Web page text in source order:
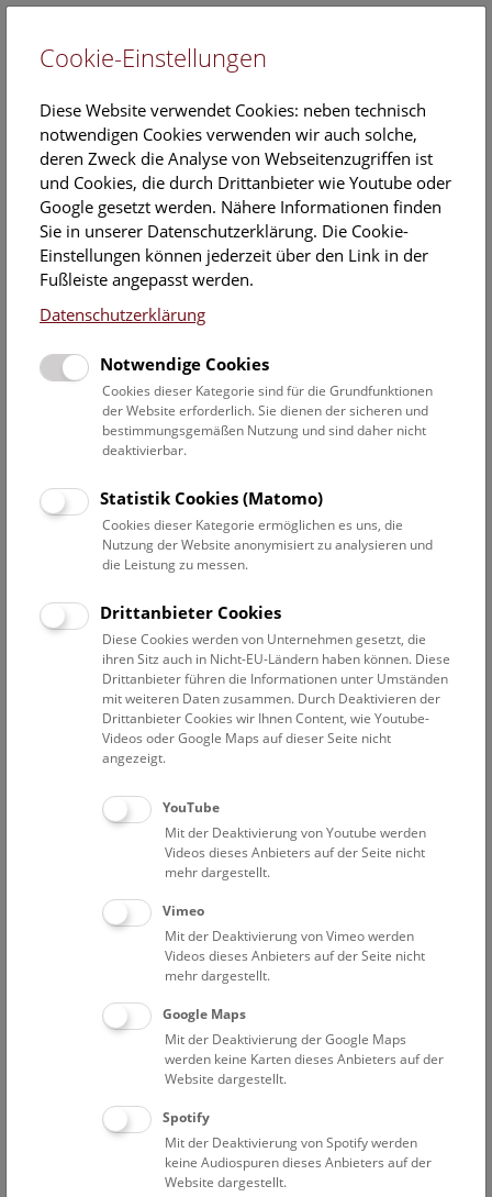
EN
Brunn am Gebirge
(Frühneolithikum)
Ansprechperson:DDr. Peter Stadler
In Brunn am Gebirge, Flur Wolfholz, hat die Prähistorische
Abteilung unter Leitung von DDr. Peter Stadler von 1989 bis
2005 Ausgrabungen durchgeführt. Dabei wurden an sieben
Fundstellen Funde und Befunde aus mehreren Epochen
erfasst: aus dem Frühneolithikum, dem Jungneolithikum,
Am bedeutendsten ist dabei wohl die frühneolithische
Siedlung, in der man die Entstehung der
linearbandkeramischen Kultur nachverfolgen kann. Diese
Kultur der Jungsteinzeit war die erste bäuerliche Kultur mit
festen Siedlungen in Mitteleuropa. Sie wurde nach dem
Dekor ihrer keramischen Erzeugnisse benannt. Ihr
Siedlungsgebiet reichte von Ungarn und der Ukraine im
Osten bis nach Westdeutschland am Rhein, von Holland im
Norden bis in die Schweiz im Süden. Es waren Emigranten
aus dem heutigen Kroatien, Angehörige der Starčevo-Kultur,
die sich gegen 5700 v. Chr. in Brunn am Gebirge
niederließen und aus denen sich innerhalb von 200 Jahren
die frühesten Linearbandkeramiker entwickelten.
Wahrscheinlich hat sich diese Kultur von Brunn am Gebirge
in der Folge hauptsächlich entlang der Donau Richtung
Die Siedlung, die im Zentrum der Untersuchungen der
Prähistorischen Abteilung stand, erstreckte sich über eine
Länge von 1,24 km und eine Breite von etwa 500 m.
Ergraben wurden bislang über 80 Langhäuser, in denen die
Menschen in der Zeit von 5700 bis 5100 v. Chr. lebten und
wirtschafteten. Vollständig erschlossen ist die Siedlung
damit allerdings noch nicht. Es ist davon auszugehen, dass
ursprünglich insgesamt etwa 200 Häuser dazugehört haben
dürften, deren archäologische Erforschung allerding
zugunsten einer Auswertung der bisher gewonnen
Informationen zunächst zurückgestellt wurde.
Cookie-Einstellungen
Diese Website verwendet Cookies: neben technisch
notwendigen Cookies verwenden wir auch solche,
deren Zweck die Analyse von Webseitenzugriffen ist
und Cookies, die durch Drittanbieter wie Youtube oder
Google gesetzt werden. Nähere Informationen finden
Sie in unserer Datenschutzerklärung. Die Cookie-
Einstellungen können jederzeit über den Link in der
Fußleiste angepasst werden.
Datenschutzerklärung
Notwendige Cookies
Cookies dieser Kategorie sind für die Grundfunktionen
der Website erforderlich. Sie dienen der sicheren und
bestimmungsgemäßen Nutzung und sind daher nicht
deaktivierbar.
Statistik Cookies (Matomo)
Cookies dieser Kategorie ermöglichen es uns, die
Nutzung der Website anonymisiert zu analysieren und
die Leistung zu messen.
Drittanbieter Cookies
Diese Cookies werden von Unternehmen gesetzt, die
ihren Sitz auch in Nicht-EU-Ländern haben können. Diese
Drittanbieter führen die Informationen unter Umständen
mit weiteren Daten zusammen. Durch Deaktivieren der
Drittanbieter Cookies wir Ihnen Content, wie Youtube-
Videos oder Google Maps auf dieser Seite nicht
angezeigt.
YouTube
Mit der Deaktivierung von Youtube werden
Videos dieses Anbieters auf der Seite nicht
mehr dargestellt.
Vimeo
Mit der Deaktivierung von Vimeo werden
Videos dieses Anbieters auf der Seite nicht
mehr dargestellt.
Google Maps
Mit der Deaktivierung der Google Maps
werden keine Karten dieses Anbieters auf der
Website dargestellt.
Spotify
Mit der Deaktivierung von Spotify werden
keine Audiospuren dieses Anbieters auf der
Website dargestellt.